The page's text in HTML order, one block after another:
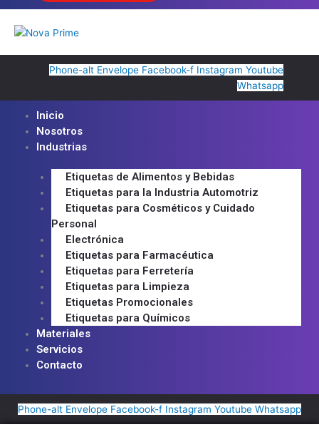
Phone-alt Envelope Facebook-f Instagram Youtube
Whatsapp
Inicio
Nosotros
Industrias
Etiquetas de Alimentos y Bebidas
Etiquetas para la Industria Automotriz
Etiquetas para Cosméticos y Cuidado
Personal
Electrónica
Etiquetas para Farmacéutica
Etiquetas para Ferretería
Etiquetas para Limpieza
Etiquetas Promocionales
Etiquetas para Químicos
Materiales
Servicios
Contacto
Phone-alt Envelope Facebook-f Instagram Youtube Whatsapp